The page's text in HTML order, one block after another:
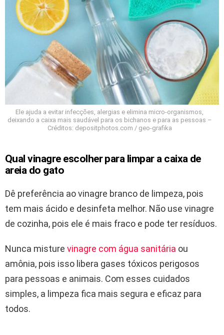
Ele ajuda a evitar infecções, alergias e elimina micro-organismos,
deixando a caixa mais saudável para os bichanos e para as pessoas –
Créditos: depositphotos.com / geo-grafika
Qual vinagre escolher para limpar a caixa de
areia do gato
Dê preferência ao vinagre branco de limpeza, pois
tem mais ácido e desinfeta melhor. Não use vinagre
de cozinha, pois ele é mais fraco e pode ter resíduos.
Nunca misture vinagre com água sanitária ou
amônia, pois isso libera gases tóxicos perigosos
para pessoas e animais. Com esses cuidados
simples, a limpeza fica mais segura e eficaz para
todos.